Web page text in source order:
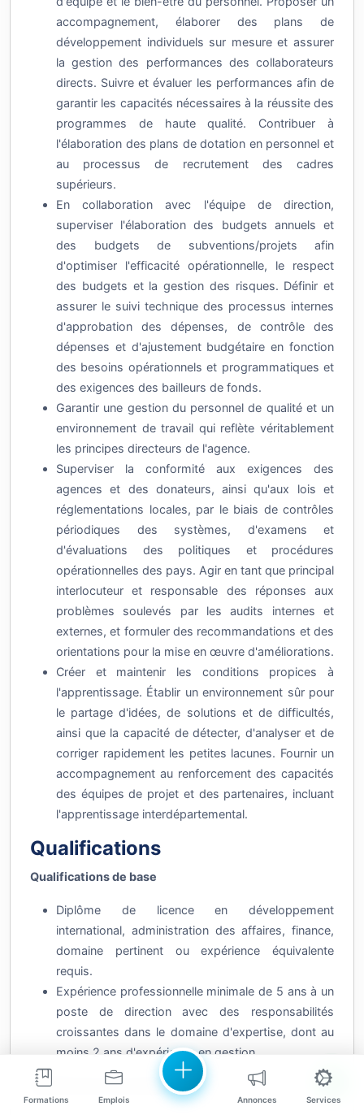
Formations Emplois Annonces Services
accompagnement, élaborer des plans de
développement individuels sur mesure et assurer
la gestion des performances des collaborateurs
directs. Suivre et évaluer les performances afin de
garantir les capacités nécessaires à la réussite des
programmes de haute qualité. Contribuer à
l'élaboration des plans de dotation en personnel et
au processus de recrutement des cadres
supérieurs.
En collaboration avec l'équipe de direction,
superviser l'élaboration des budgets annuels et
des budgets de subventions/projets afin
d'optimiser l'efficacité opérationnelle, le respect
des budgets et la gestion des risques. Définir et
assurer le suivi technique des processus internes
d'approbation des dépenses, de contrôle des
dépenses et d'ajustement budgétaire en fonction
des besoins opérationnels et programmatiques et
des exigences des bailleurs de fonds.
Garantir une gestion du personnel de qualité et un
environnement de travail qui reflète véritablement
les principes directeurs de l'agence.
Superviser la conformité aux exigences des
agences et des donateurs, ainsi qu'aux lois et
réglementations locales, par le biais de contrôles
périodiques des systèmes, d'examens et
d'évaluations des politiques et procédures
opérationnelles des pays. Agir en tant que principal
interlocuteur et responsable des réponses aux
problèmes soulevés par les audits internes et
externes, et formuler des recommandations et des
orientations pour la mise en œuvre d'améliorations.
Créer et maintenir les conditions propices à
l'apprentissage. Établir un environnement sûr pour
le partage d'idées, de solutions et de difficultés,
ainsi que la capacité de détecter, d'analyser et de
corriger rapidement les petites lacunes. Fournir un
accompagnement au renforcement des capacités
des équipes de projet et des partenaires, incluant
l'apprentissage interdépartemental.
Qualifications
international, administration des affaires, finance,
domaine pertinent ou expérience équivalente
requis.
Expérience professionnelle minimale de 5 ans à un
poste de direction avec des responsabilités
croissantes dans le domaine d'expertise, dont au
moins 2 ans d'expérience en gestion.
Qualifications souhaitées